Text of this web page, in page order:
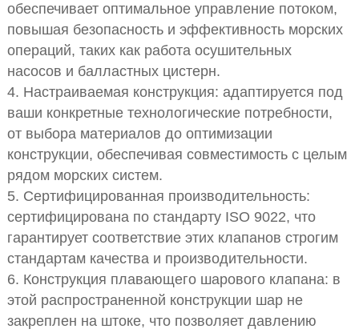
обеспечивает оптимальное управление потоком,
повышая безопасность и эффективность морских
операций, таких как работа осушительных
насосов и балластных цистерн.
4. Настраиваемая конструкция: адаптируется под
ваши конкретные технологические потребности,
от выбора материалов до оптимизации
конструкции, обеспечивая совместимость с целым
рядом морских систем.
5. Сертифицированная производительность:
сертифицирована по стандарту ISO 9022, что
гарантирует соответствие этих клапанов строгим
стандартам качества и производительности.
6. Конструкция плавающего шарового клапана: в
этой распространенной конструкции шар не
закреплен на штоке, что позволяет давлению